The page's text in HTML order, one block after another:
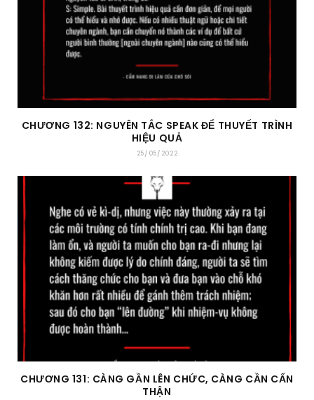
CHƯƠNG 132: NGUYÊN TẮC SPEAK ĐỂ THUYẾT TRÌNH
HIỆU QUẢ
25/05/2022
CHƯƠNG 131: CÀNG GẦN LÊN CHỨC, CÀNG CẦN CẨN
THẬN